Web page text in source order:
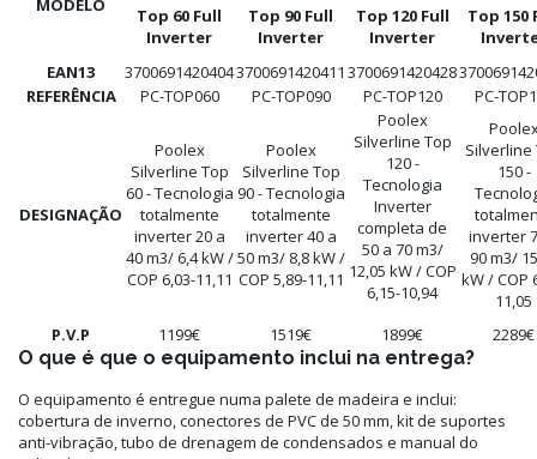
MODELO
Top 60 Full
Inverter
Top 90 Full
Inverter
Top 120 Full
Inverter
Top 150
EAN13
37006914204043700691420411 3700691420428
REFERÊNCIA
PC-TOP060 PC-TOP090 PC-TOP120 PC-
DESIGNAÇÃO
Poolex
Silverline Top
60 - Tecnologia
totalmente
inverter 20 a
40 m3/ 6,4 kW /
COP 6,03-11,11
Poolex
Silverline Top
90 - Tecnologia
totalmente
inverter 40 a
50 m3/ 8,8 kW /
COP 5,89-11,11
Poolex
Silverline Top
120 -
Tecnologia
Inverter
completa de
50 a 70 m3/
12,05 kW / COP
6,15-10,94
Silverline
150 -
inverter
90 m3/
kW / COP
11,05
P.V.P
1199€ 1519€ 1899€ 2289€
O que é que o equipamento inclui na entrega?
O equipamento é entregue numa palete de madeira e inclui:
cobertura de inverno, conectores de PVC de 50 mm, kit de suportes
anti-vibração, tubo de drenagem de condensados e manual do